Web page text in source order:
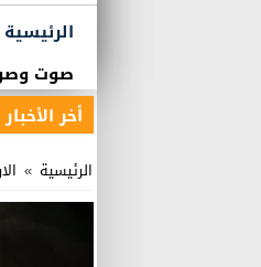
الرئيسية
صوت
أخر الأخبار
الرئيسية »